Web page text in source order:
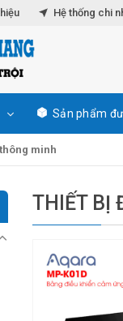
Hệ thống chi
Sản phẩm
minh
THIẾT BỊ